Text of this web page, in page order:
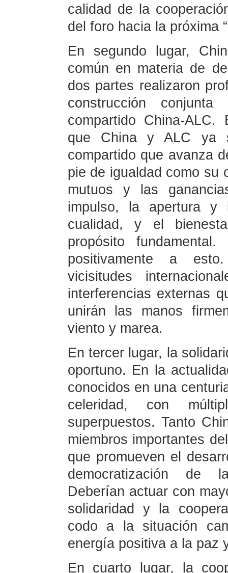
calidad de la
del foro hacia la próxima
En segundo lugar,
común en materia de
dos partes realizaron
construcción
compartido China-
que China y ALC ya
compartido que avanza
pie de igualdad como su
mutuos y las
impulso, la apertura
cualidad, y el
propósito
positivamente a
vicisitudes
interferencias externas
unirán las manos
viento y marea.
En tercer lugar, la
oportuno. En la
conocidos en una
celeridad, con
superpuestos. Tanto
miembros importantes
que promueven el
democratización de
Deberían actuar con
solidaridad y la
codo a la situación
energía positiva a la paz
En cuarto lugar, la